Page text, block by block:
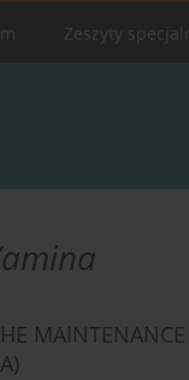
Zeszyty